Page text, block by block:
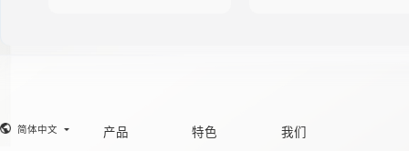
简体中文 产品 特色 我们